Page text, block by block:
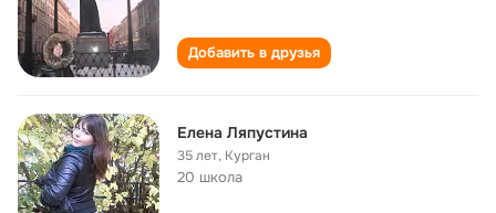
Добавить в друзья
Елена Ляпустина
35 лет, Курган
20 школа